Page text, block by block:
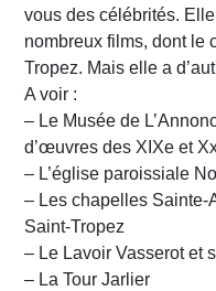
vous des célébrités.
nombreux films, dont le
Tropez. Mais elle a
A voir :
– Le Musée de
d’œuvres des XIXe et
– L’église paroissiale
– Les chapelles Sainte-
Saint-Tropez
– Le Lavoir Vasserot et
– La Tour Jarlier